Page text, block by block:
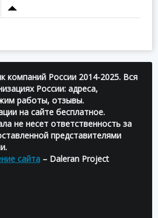
компаний России 2014-2025. Вся
России: адреса,
работы, отзывы.
на сайте бесплатное.
не несет ответственность за
представителями
сайта – Daleran Project